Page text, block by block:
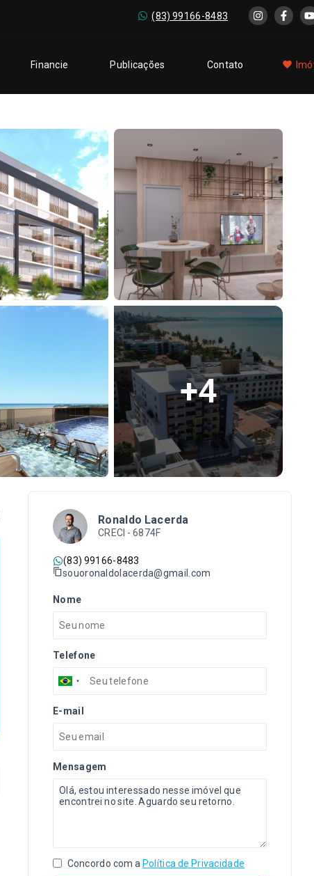
(83) 99166-8483
Financie Publicações Contato
+4
Ronaldo Lacerda
CRECI - 6874F
(83) 99166-8483
souoronaldolacerda@gmail.com
Nome
Telefone
E-mail
Mensagem
Concordo com a Política de Privacidade